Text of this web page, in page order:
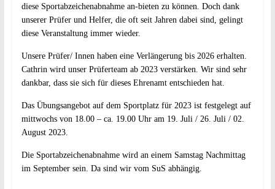
diese Sportabzeichenabnahme an-bieten zu können. Doch dank
unserer Prüfer und Helfer, die oft seit Jahren dabei sind, gelingt
diese Veranstaltung immer wieder.
Unsere Prüfer/ Innen haben eine Verlängerung bis 2026 erhalten.
Cathrin wird unser Prüferteam ab 2023 verstärken. Wir sind sehr
dankbar, dass sie sich für dieses Ehrenamt entschieden hat.
Das Übungsangebot auf dem Sportplatz für 2023 ist festgelegt auf
mittwochs von 18.00 – ca. 19.00 Uhr am 19. Juli / 26. Juli / 02.
August 2023.
Die Sportabzeichenabnahme wird an einem Samstag Nachmittag
im September sein. Da sind wir vom SuS abhängig.